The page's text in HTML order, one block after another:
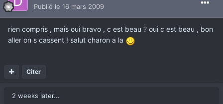
Publié le 16 mars 2009
rien compris , mais oui bravo , c est beau ? oui c est beau , bon
aller on s cassent ! salut charon a la
Citer
2 weeks later...